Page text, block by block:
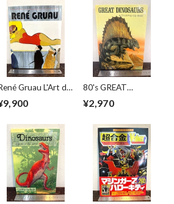
Gruau L'Art de
Advertising
80's GREAT
Pop−Up Book
¥2,970